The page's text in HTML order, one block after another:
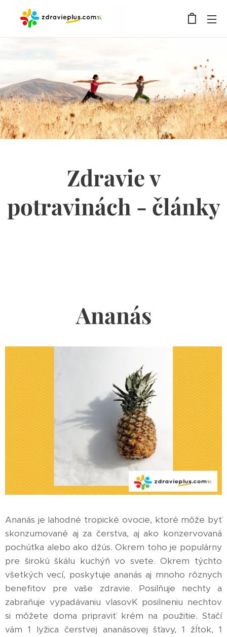
Zdravie v
potravinách - články
Ananás
Ananás je lahodné tropické ovocie, ktoré môže byť
skonzumované aj za čerstva, aj ako konzervovaná
pochúťka alebo ako džús. Okrem toho je populárny
pre širokú škálu kuchýň vo svete. Okrem týchto
všetkých vecí, poskytuje ananás aj mnoho rôznych
benefitov pre vaše zdravie. Posilňuje nechty a
zabraňuje vypadávaniu vlasovK posilneniu nechtov
si môžete doma pripraviť krém na použitie. Stačí
vám 1 lyžica čerstvej ananásovej šťavy, 1 žĺtok, 1